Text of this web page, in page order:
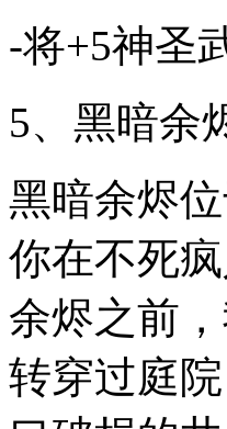
-将+5神圣
5、黑暗余
黑暗余烬
你在不死
余烬之前
转穿过庭